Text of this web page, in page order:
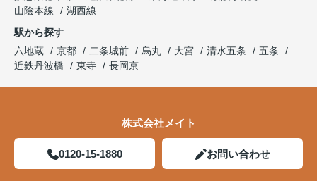
山陰本線
湖西線
駅から探す
六地蔵
京都 二条城前 烏丸 大宮 清水五条
五条
近鉄丹波橋
東寺 長岡京
株式会社メイト
0120-15-1880 お問い合わせ